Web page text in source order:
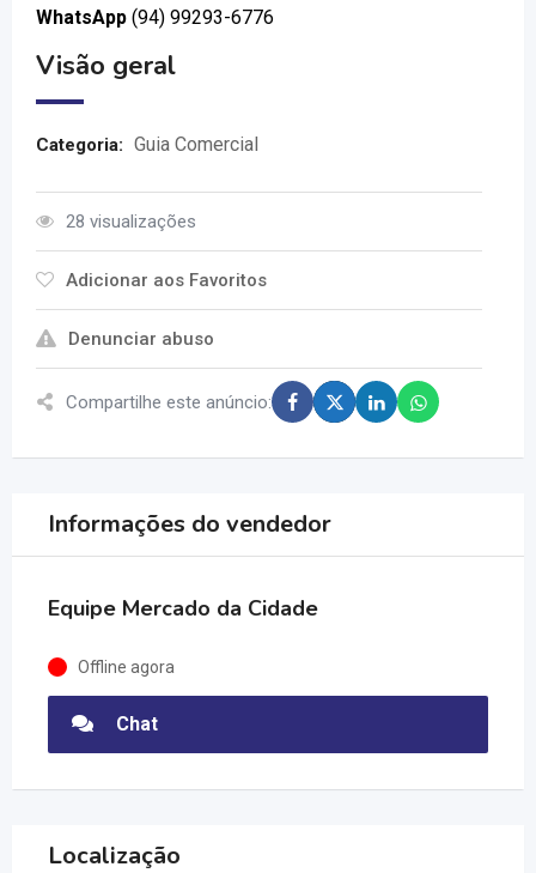
WhatsApp (94) 99293-6776
Visão geral
Categoria: Guia Comercial
28 visualizações
Adicionar aos Favoritos
Denunciar abuso
Compartilhe este anúncio:
Informações do vendedor
Equipe Mercado da Cidade
Offline agora
Chat
Localização